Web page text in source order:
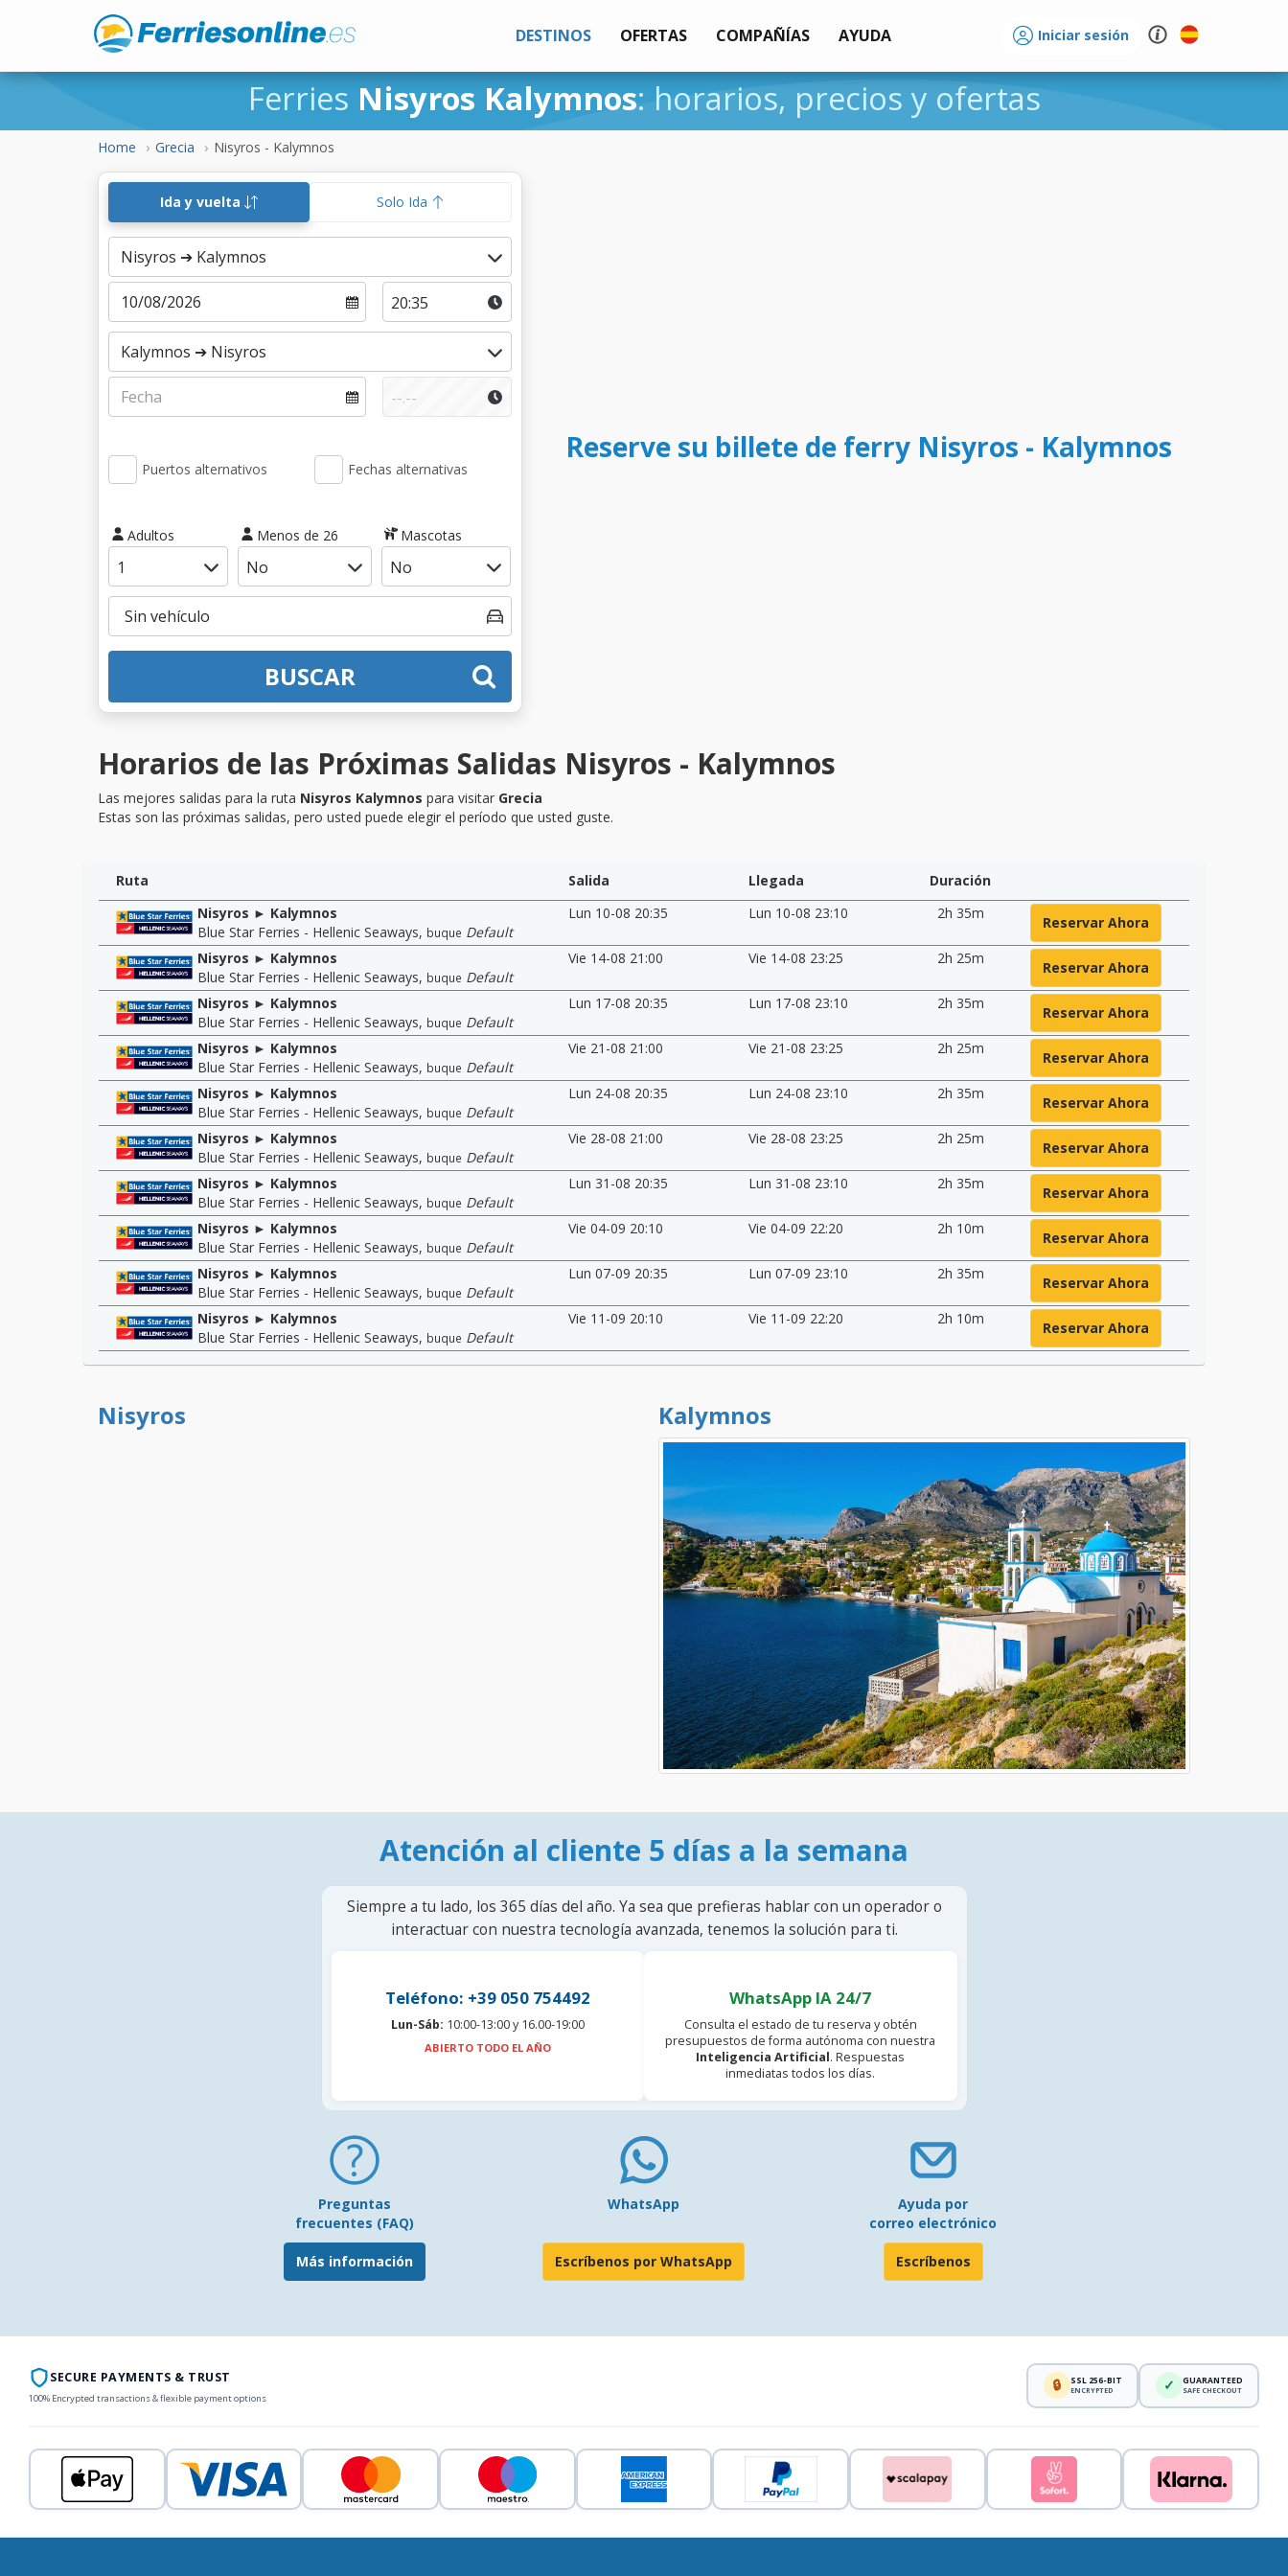
DESTINOS OFERTAS COMPAÑÍAS AYUDA Iniciar sesión
Ferries Nisyros Kalymnos: horarios, precios y ofertas
Home Grecia Nisyros - Kalymnos
Ida y vuelta Solo Ida
Puertos alternativos Fechas alternativas
Adultos Menos de 26 Mascotas
BUSCAR
Reserve su billete de ferry Nisyros - Kalymnos
Horarios de las Próximas Salidas Nisyros - Kalymnos
Las mejores salidas para la ruta Nisyros Kalymnos para visitar Grecia
Estas son las próximas salidas, pero usted puede elegir el período que usted guste.
Ruta Salida Llegada
Duración
Nisyros ► Kalymnos
Blue Star Ferries - Hellenic Seaways, buque Default
Lun 10-08 20:35 Lun 10-08 23:10 2h 35m
Reservar Ahora
Nisyros ► Kalymnos
Blue Star Ferries - Hellenic Seaways, buque Default
Vie 14-08 21:00 Vie 14-08 23:25 2h 25m
Reservar Ahora
Nisyros ► Kalymnos
Blue Star Ferries - Hellenic Seaways, buque Default
Lun 17-08 20:35 Lun 17-08 23:10 2h 35m
Reservar Ahora
Nisyros ► Kalymnos
Blue Star Ferries - Hellenic Seaways, buque Default
Vie 21-08 21:00 Vie 21-08 23:25 2h 25m
Reservar Ahora
Nisyros ► Kalymnos
Blue Star Ferries - Hellenic Seaways, buque Default
Lun 24-08 20:35 Lun 24-08 23:10 2h 35m
Reservar Ahora
Nisyros ► Kalymnos
Blue Star Ferries - Hellenic Seaways, buque Default
Vie 28-08 21:00 Vie 28-08 23:25 2h 25m
Reservar Ahora
Nisyros ► Kalymnos
Blue Star Ferries - Hellenic Seaways, buque Default
Lun 31-08 20:35 Lun 31-08 23:10 2h 35m
Reservar Ahora
Nisyros ► Kalymnos
Blue Star Ferries - Hellenic Seaways, buque Default
Vie 04-09 20:10 Vie 04-09 22:20 2h 10m
Reservar Ahora
Nisyros ► Kalymnos
Blue Star Ferries - Hellenic Seaways, buque Default
Lun 07-09 20:35 Lun 07-09 23:10 2h 35m
Reservar Ahora
Nisyros ► Kalymnos
Blue Star Ferries - Hellenic Seaways, buque Default
Vie 11-09 20:10 Vie 11-09 22:20 2h 10m
Reservar Ahora
Nisyros Kalymnos
Atención al cliente 5 días a la semana
Siempre a tu lado, los 365 días del año. Ya sea que prefieras hablar con un operador o
interactuar con nuestra tecnología avanzada, tenemos la solución para ti.
Teléfono: +39 050 754492
Lun-Sáb: 10:00-13:00 y 16.00-19:00
ABIERTO TODO EL AÑO
WhatsApp IA 24/7
Consulta el estado de tu reserva y obtén
presupuestos de forma autónoma con nuestra
Inteligencia Artificial. Respuestas
inmediatas todos los días.
Preguntas
frecuentes (FAQ)
Más información
WhatsApp
Escríbenos por WhatsApp
Ayuda por
correo electrónico
Escríbenos
SECURE PAYMENTS & TRUST
100% Encrypted transactions & flexible payment options
🔒 SSL 256-BIT
ENCRYPTED ✓ GUARANTEED
SAFE CHECKOUT